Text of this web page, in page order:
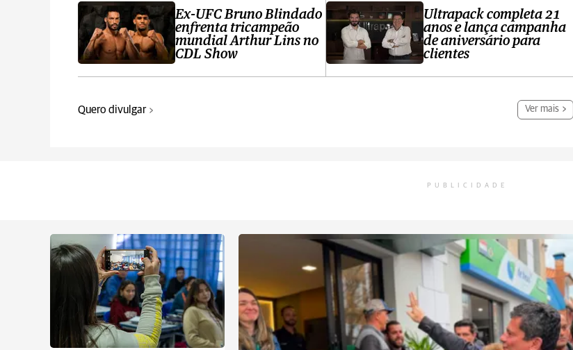
Ex-UFC Bruno Blindado
enfrenta tricampeão
mundial Arthur Lins no
CDL Show
Ultrapack completa 21
anos e lança campanha
de aniversário para
clientes
Quero divulgar Ver mais
PUBLICIDADE